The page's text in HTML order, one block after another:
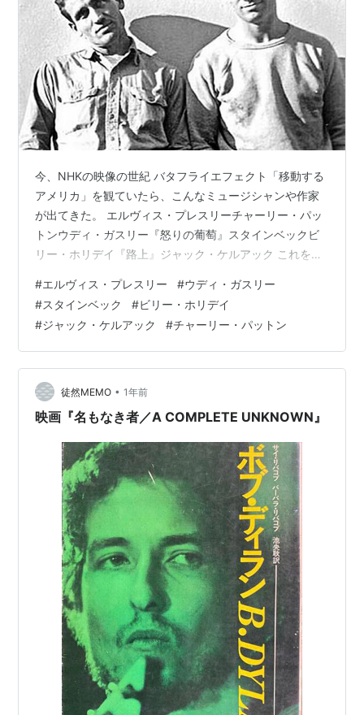
今、NHKの映像の世紀 バタフライエフェクト「移動する
アメリカ」を観ていたら、こんなミュージシャンや作家
が出てきた。 エルヴィス・プレスリーチャーリー・パッ
トンウディ・ガスリー『怒りの葡萄』スタインベックビ
リー・ホリデイ『路上』ジャック・ケルアック これを作
てきた人なのかもしれない。 ジャック・ケルアックと、
たぶんニール・キャサディ
#エルヴィス・プレスリー #ウディ・ガスリー
#スタインベック #ビリー・ホリデイ
#ジャック・ケルアック #チャーリー・パットン
徒然MEMO • 1年前
映画『名もなき者／A COMPLETE UNKNOWN』